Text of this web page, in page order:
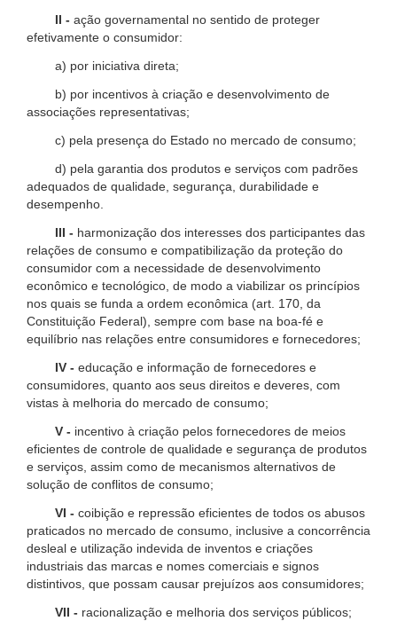
II - ação governamental no sentido de proteger
efetivamente o consumidor:
a) por iniciativa direta;
b) por incentivos à criação e desenvolvimento de
associações representativas;
c) pela presença do Estado no mercado de consumo;
d) pela garantia dos produtos e serviços com padrões
adequados de qualidade, segurança, durabilidade e
desempenho.
III - harmonização dos interesses dos participantes das
relações de consumo e compatibilização da proteção do
consumidor com a necessidade de desenvolvimento
econômico e tecnológico, de modo a viabilizar os princípios
nos quais se funda a ordem econômica (art. 170, da
Constituição Federal), sempre com base na boa-fé e
equilíbrio nas relações entre consumidores e fornecedores;
IV - educação e informação de fornecedores e
consumidores, quanto aos seus direitos e deveres, com
vistas à melhoria do mercado de consumo;
V - incentivo à criação pelos fornecedores de meios
eficientes de controle de qualidade e segurança de produtos
e serviços, assim como de mecanismos alternativos de
solução de conflitos de consumo;
VI - coibição e repressão eficientes de todos os abusos
praticados no mercado de consumo, inclusive a concorrência
desleal e utilização indevida de inventos e criações
industriais das marcas e nomes comerciais e signos
distintivos, que possam causar prejuízos aos consumidores;
VII - racionalização e melhoria dos serviços públicos;